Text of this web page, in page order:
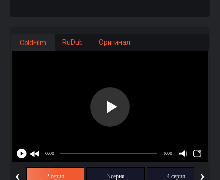
ColdFilm RuDub Оригинал
‹ 2 серия 3 серия 4 серия ›